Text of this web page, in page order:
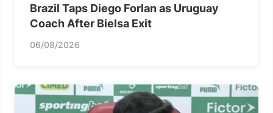
Brazil Taps Diego Forlan as Uruguay
Coach After Bielsa Exit
06/08/2026